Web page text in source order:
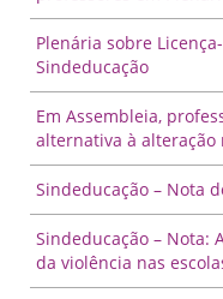
Plenária sobre
Sindeducação
Em Assembleia,
alternativa à
Sindeducação – Nota
Sindeducação – Nota:
da violência nas